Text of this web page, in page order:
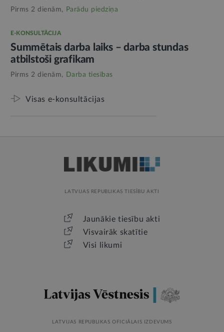
Pirms 2 dienām, Parādu piedziņa
E-KONSULTĀCIJA
Summētais darba laiks – darba stundas
atbilstoši grafikam
Pirms 2 dienām, Darba tiesības
Visas e-konsultācijas
LATVIJAS REPUBLIKAS TIESĪBU AKTI
Jaunākie tiesību akti
Visvairāk skatītie
Visi likumi
LATVIJAS REPUBLIKAS OFICIĀLAIS IZDEVUMS